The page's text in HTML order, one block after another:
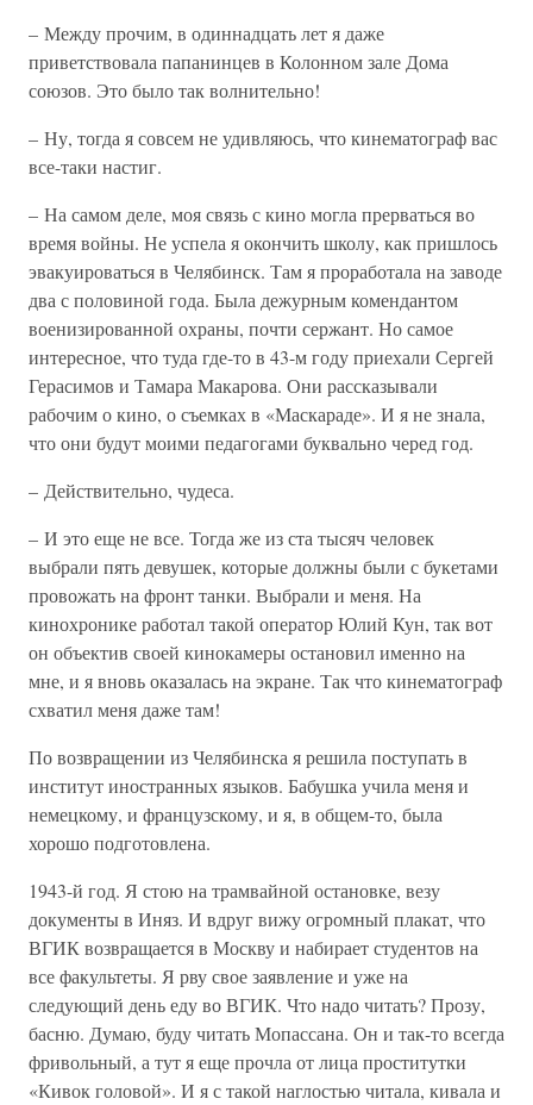
– Между прочим, в одиннадцать лет я даже
приветствовала папанинцев в Колонном зале Дома
союзов. Это было так волнительно!
– Ну, тогда я совсем не удивляюсь, что кинематограф вас
все-таки настиг.
– На самом деле, моя связь с кино могла прерваться во
время войны. Не успела я окончить школу, как пришлось
эвакуироваться в Челябинск. Там я проработала на заводе
два с половиной года. Была дежурным комендантом
военизированной охраны, почти сержант. Но самое
интересное, что туда где-то в 43-м году приехали Сергей
Герасимов и Тамара Макарова. Они рассказывали
рабочим о кино, о съемках в «Маскараде». И я не знала,
что они будут моими педагогами буквально черед год.
– Действительно, чудеса.
– И это еще не все. Тогда же из ста тысяч человек
выбрали пять девушек, которые должны были с букетами
провожать на фронт танки. Выбрали и меня. На
кинохронике работал такой оператор Юлий Кун, так вот
он объектив своей кинокамеры остановил именно на
мне, и я вновь оказалась на экране. Так что кинематограф
схватил меня даже там!
По возвращении из Челябинска я решила поступать в
институт иностранных языков. Бабушка учила меня и
немецкому, и французскому, и я, в общем-то, была
хорошо подготовлена.
1943-й год. Я стою на трамвайной остановке, везу
документы в Иняз. И вдруг вижу огромный плакат, что
ВГИК возвращается в Москву и набирает студентов на
все факультеты. Я рву свое заявление и уже на
следующий день еду во ВГИК. Что надо читать? Прозу,
басню. Думаю, буду читать Мопассана. Он и так-то всегда
фривольный, а тут я еще прочла от лица проститутки
«Кивок головой». И я с такой наглостью читала, кивала и